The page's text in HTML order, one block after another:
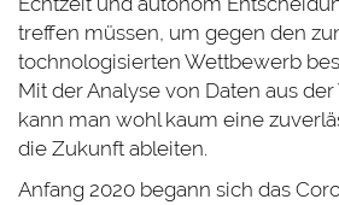
treffen müssen, um gegen den
tochnologisierten Wettbewerb
Mit der Analyse von Daten aus
kann man wohl kaum eine
die Zukunft ableiten.
Anfang 2020 begann sich das